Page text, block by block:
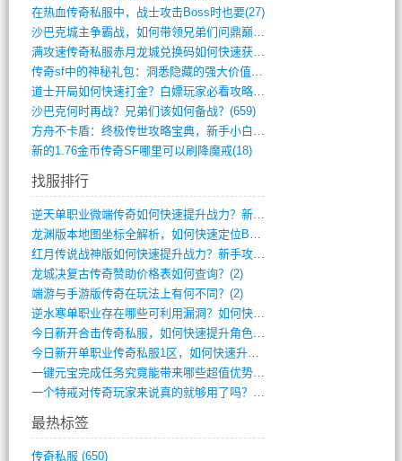
在热血传奇私服中，战士攻击Boss时也要(27)
沙巴克城主争霸战，如何带领兄弟们问鼎巅峰(565)
满攻速传奇私服赤月龙城兑换码如何快速获取(676)
传奇sf中的神秘礼包：洞悉隐藏的强大价值(427)
道士开局如何快速打金？白嫖玩家必看攻略(5)
沙巴克何时再战？兄弟们该如何备战？(659)
方舟不卡盾：终极传世攻略宝典，新手小白逆(495)
新的1.76金币传奇SF哪里可以刷降魔戒(18)
找服排行
逆天单职业微端传奇如何快速提升战力？新手(4)
龙渊版本地图坐标全解析，如何快速定位BO(3)
红月传说战神版如何快速提升战力？新手攻略(3)
龙城决复古传奇赞助价格表如何查询？(2)
端游与手游版传奇在玩法上有何不同？(2)
逆水寒单职业存在哪些可利用漏洞？如何快速(1)
今日新开合击传奇私服，如何快速提升角色战(0)
今日新开单职业传奇私服1区，如何快速升级(0)
一键元宝完成任务究竟能带来哪些超值优势？(0)
一个特戒对传奇玩家来说真的就够用了吗？(0)
最热标签
传奇私服 (650)